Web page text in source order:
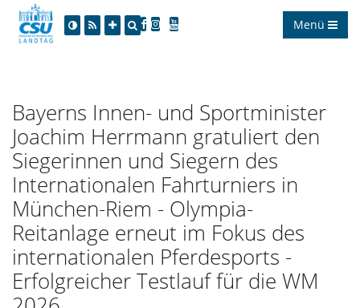
Menü
Bayerns Innen- und Sportminister
Joachim Herrmann gratuliert den
Siegerinnen und Siegern des
Internationalen Fahrturniers in
München-Riem - Olympia-
Reitanlage erneut im Fokus des
internationalen Pferdesports -
Erfolgreicher Testlauf für die WM